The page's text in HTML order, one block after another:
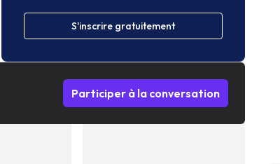
S'inscrire gratuitement
Participer à la conversation